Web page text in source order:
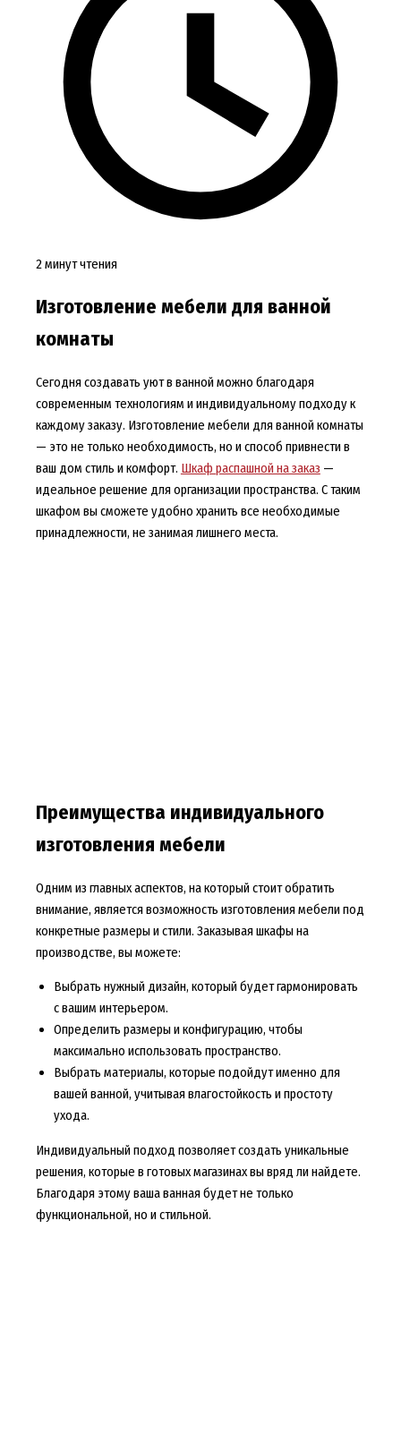
2 минут чтения
Изготовление мебели для ванной
комнаты
Сегодня создавать уют в ванной можно благодаря
современным технологиям и индивидуальному подходу к
каждому заказу. Изготовление мебели для ванной комнаты
— это не только необходимость, но и способ привнести в
ваш дом стиль и комфорт. Шкаф распашной на заказ —
идеальное решение для организации пространства. С таким
шкафом вы сможете удобно хранить все необходимые
принадлежности, не занимая лишнего места.
Преимущества индивидуального
изготовления мебели
Одним из главных аспектов, на который стоит обратить
внимание, является возможность изготовления мебели под
конкретные размеры и стили. Заказывая шкафы на
производстве, вы можете:
Выбрать нужный дизайн, который будет гармонировать
с вашим интерьером.
Определить размеры и конфигурацию, чтобы
максимально использовать пространство.
Выбрать материалы, которые подойдут именно для
вашей ванной, учитывая влагостойкость и простоту
ухода.
Индивидуальный подход позволяет создать уникальные
решения, которые в готовых магазинах вы вряд ли найдете.
Благодаря этому ваша ванная будет не только
функциональной, но и стильной.